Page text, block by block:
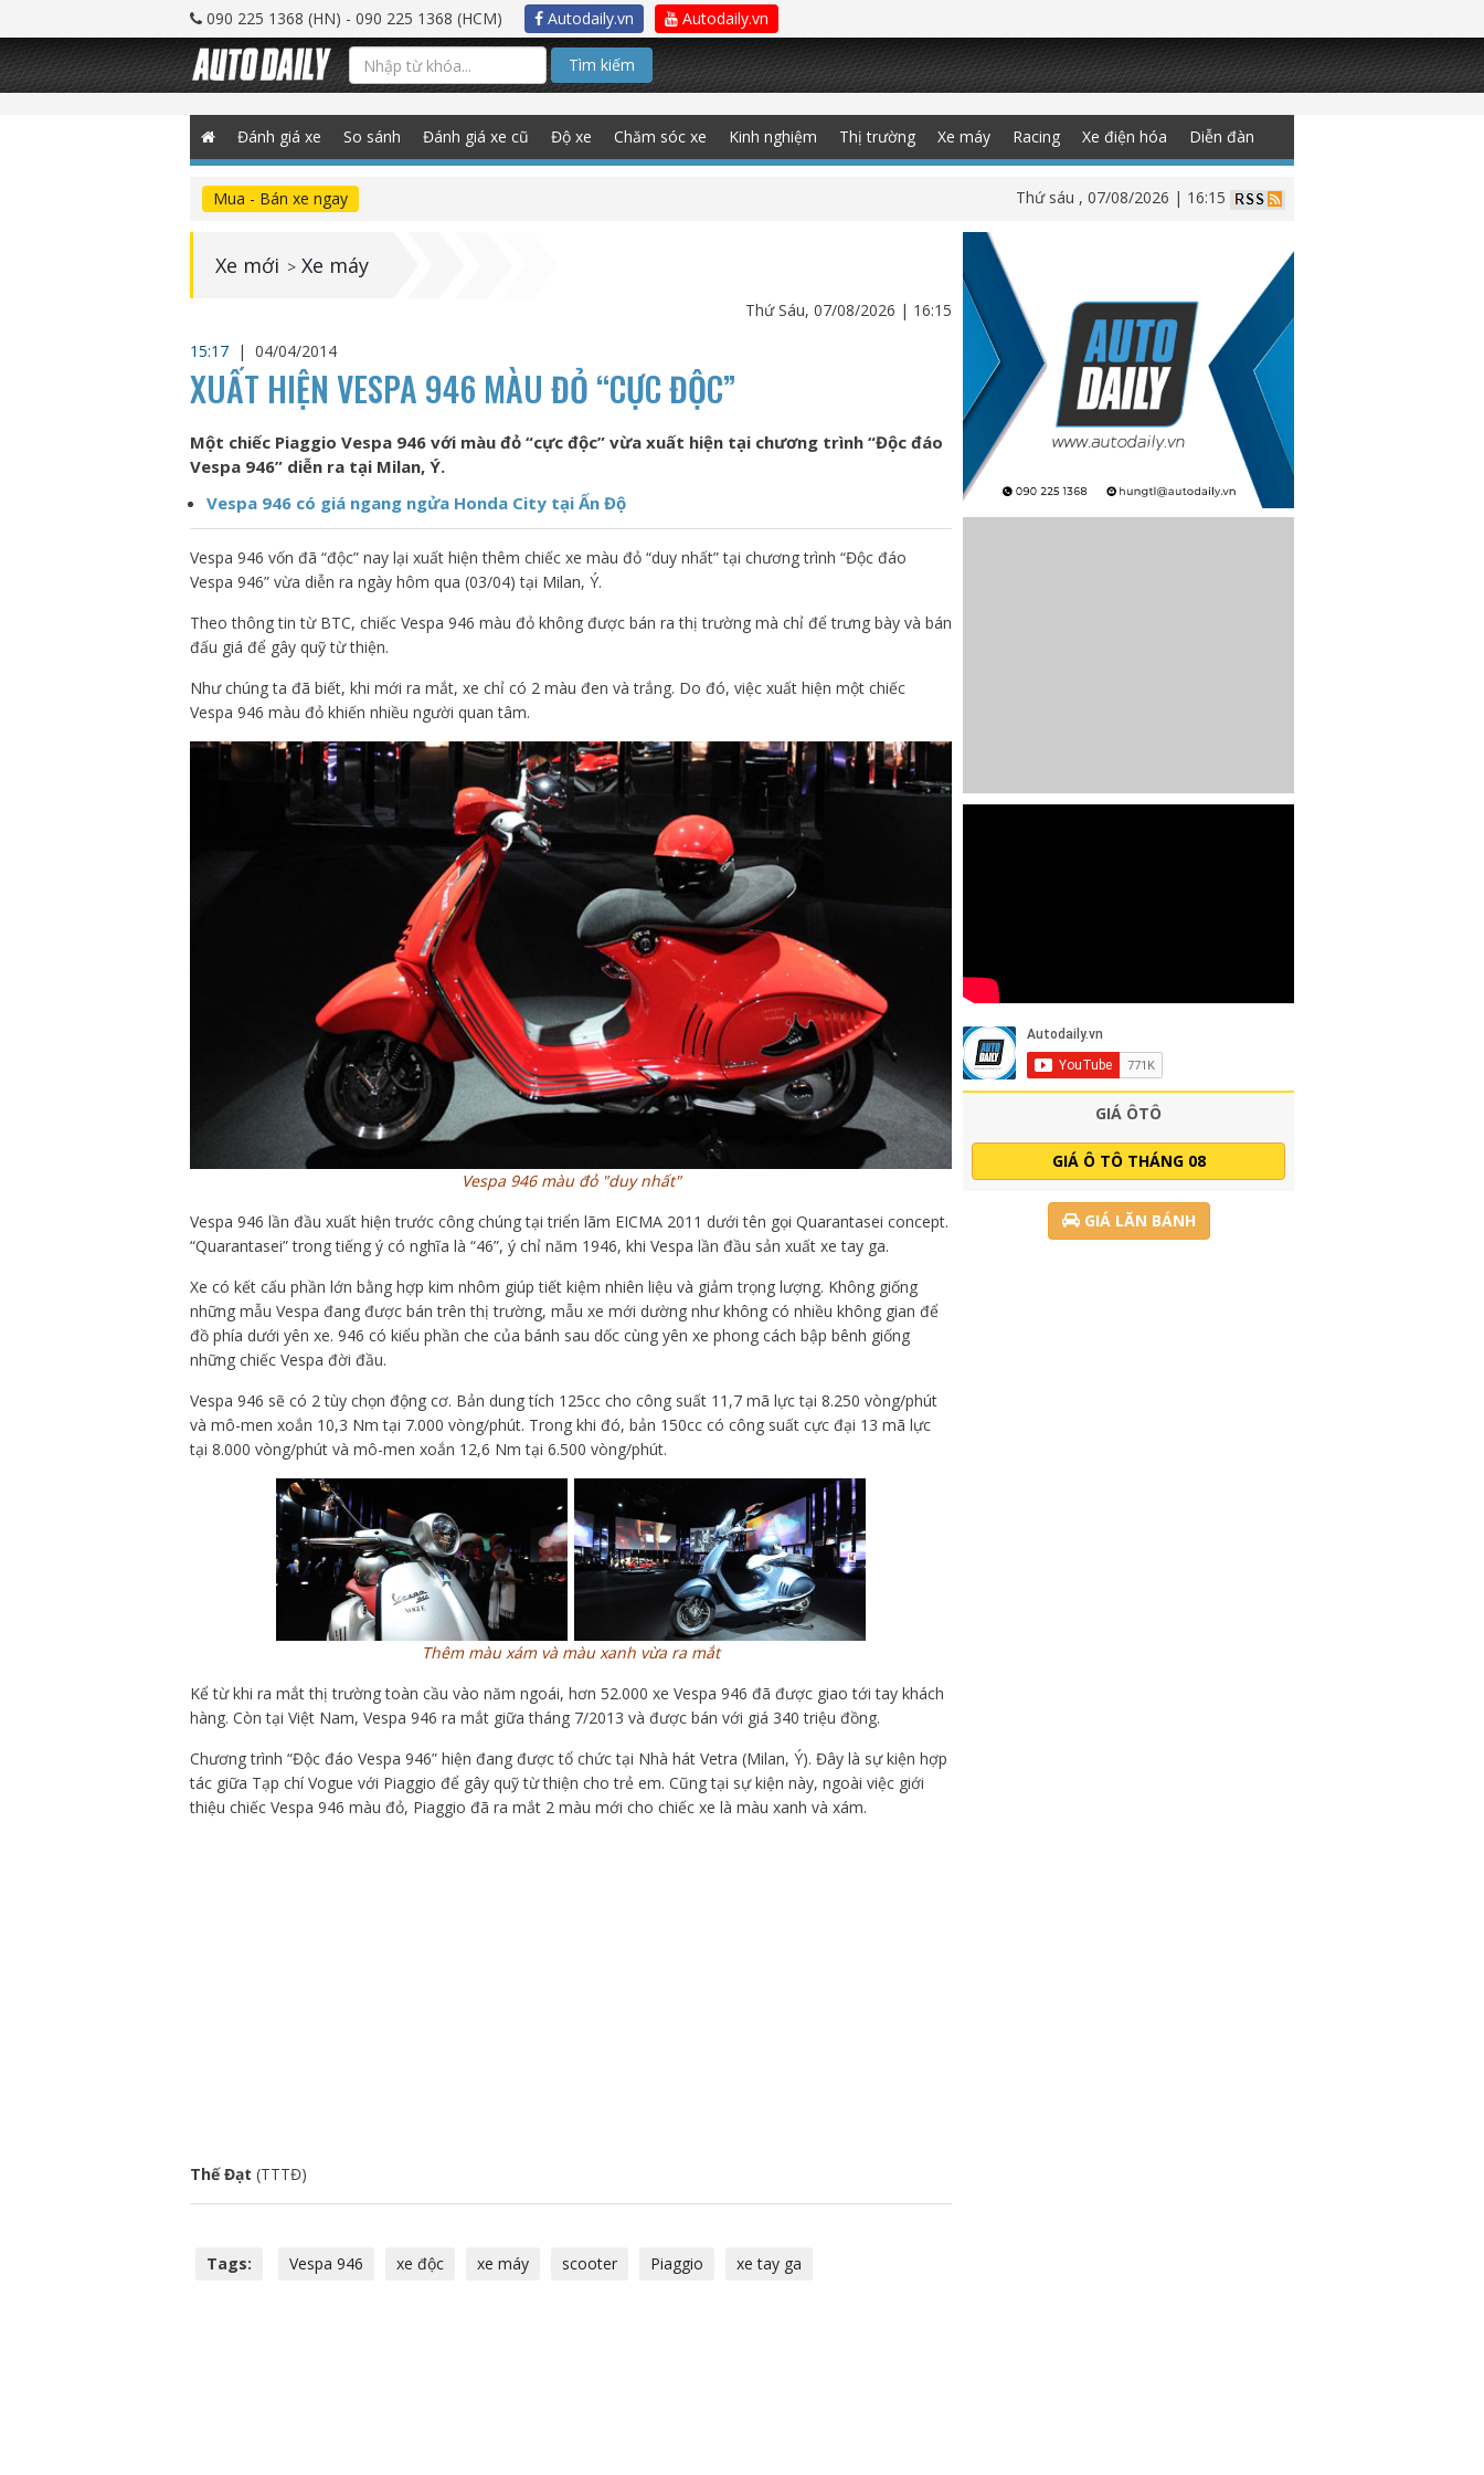
090 225 1368 (HN) - 090 225 1368 (HCM) Autodaily.vn Autodaily.vn
Tìm kiếm
Đánh giá xe So sánh Đánh giá xe cũ Độ xe Chăm sóc xe Kinh nghiệm Thị trường Xe máy Racing Xe điện hóa Diễn đàn
Mua - Bán xe ngay Thứ sáu , 07/08/2026 | 16:15
Xe mới > Xe máy
Thứ Sáu, 07/08/2026 | 16:15
15:17 | 04/04/2014
XUẤT HIỆN VESPA 946 MÀU ĐỎ “CỰC ĐỘC”
Một chiếc Piaggio Vespa 946 với màu đỏ “cực độc” vừa xuất hiện tại chương trình “Độc đáo
Vespa 946” diễn ra tại Milan, Ý.
Vespa 946 có giá ngang ngửa Honda City tại Ấn Độ
Vespa 946 vốn đã “độc” nay lại xuất hiện thêm chiếc xe màu đỏ “duy nhất” tại chương trình “Độc đáo
Vespa 946” vừa diễn ra ngày hôm qua (03/04) tại Milan, Ý.
Theo thông tin từ BTC, chiếc Vespa 946 màu đỏ không được bán ra thị trường mà chỉ để trưng bày và bán
đấu giá để gây quỹ từ thiện.
Như chúng ta đã biết, khi mới ra mắt, xe chỉ có 2 màu đen và trắng. Do đó, việc xuất hiện một chiếc
Vespa 946 màu đỏ khiến nhiều người quan tâm.
Vespa 946 màu đỏ "duy nhất"
Vespa 946 lần đầu xuất hiện trước công chúng tại triển lãm EICMA 2011 dưới tên gọi Quarantasei concept.
“Quarantasei” trong tiếng ý có nghĩa là “46”, ý chỉ năm 1946, khi Vespa lần đầu sản xuất xe tay ga.
Xe có kết cấu phần lớn bằng hợp kim nhôm giúp tiết kiệm nhiên liệu và giảm trọng lượng. Không giống
những mẫu Vespa đang được bán trên thị trường, mẫu xe mới dường như không có nhiều không gian để
đồ phía dưới yên xe. 946 có kiểu phần che của bánh sau dốc cùng yên xe phong cách bập bênh giống
những chiếc Vespa đời đầu.
Vespa 946 sẽ có 2 tùy chọn động cơ. Bản dung tích 125cc cho công suất 11,7 mã lực tại 8.250 vòng/phút
và mô-men xoắn 10,3 Nm tại 7.000 vòng/phút. Trong khi đó, bản 150cc có công suất cực đại 13 mã lực
tại 8.000 vòng/phút và mô-men xoắn 12,6 Nm tại 6.500 vòng/phút.
Thêm màu xám và màu xanh vừa ra mắt
Kể từ khi ra mắt thị trường toàn cầu vào năm ngoái, hơn 52.000 xe Vespa 946 đã được giao tới tay khách
hàng. Còn tại Việt Nam, Vespa 946 ra mắt giữa tháng 7/2013 và được bán với giá 340 triệu đồng.
Chương trình “Độc đáo Vespa 946” hiện đang được tổ chức tại Nhà hát Vetra (Milan, Ý). Đây là sự kiện hợp
tác giữa Tạp chí Vogue với Piaggio để gây quỹ từ thiện cho trẻ em. Cũng tại sự kiện này, ngoài việc giới
thiệu chiếc Vespa 946 màu đỏ, Piaggio đã ra mắt 2 màu mới cho chiếc xe là màu xanh và xám.
Thế Đạt (TTTĐ)
Tags: Vespa 946 xe độc xe máy scooter Piaggio xe tay ga
GIÁ ÔTÔ
GIÁ Ô TÔ THÁNG 08
GIÁ LĂN BÁNH